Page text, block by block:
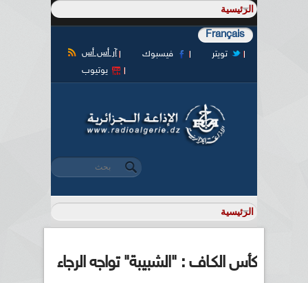
Français
آر أس أس فيسبوك
تويتر
يوتيوب
استمارة البحث
‏بحث ‏
كأس الكـاف : "الشبيبة" تواجه الرجاء